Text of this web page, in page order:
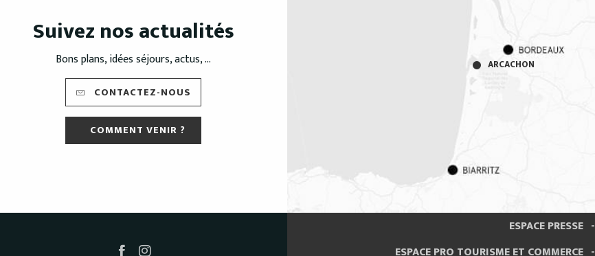
Suivez nos actualités
Bons plans, idées séjours, actus, ...
CONTACTEZ-NOUS
COMMENT VENIR ?
ARCACHON
ESPACE PRESSE
ESPACE PRO TOURISME ET COMMERCE